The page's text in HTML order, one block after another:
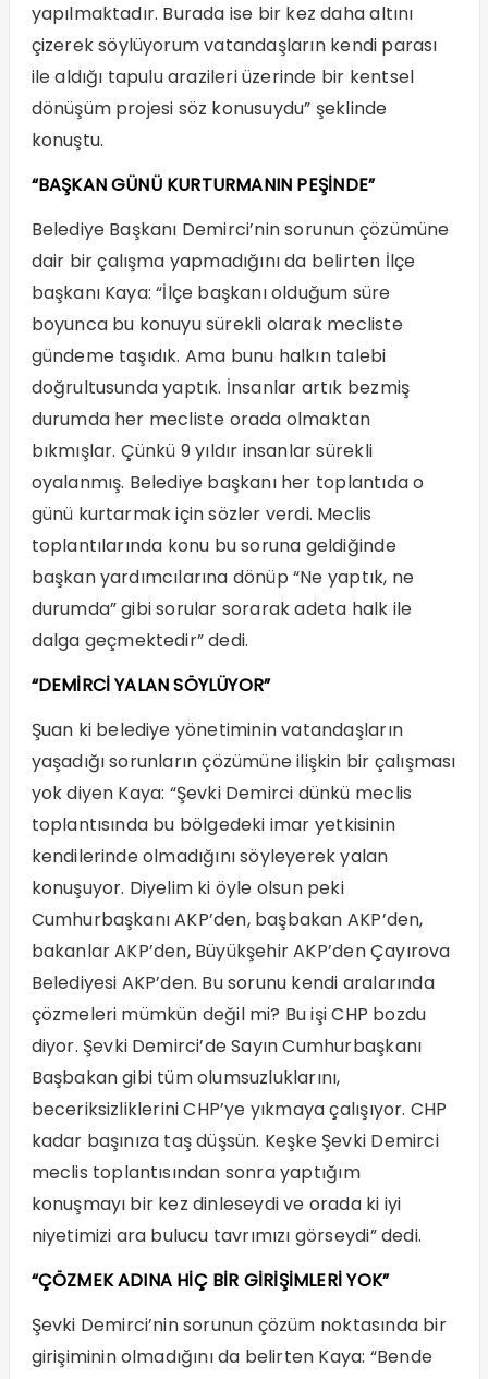
yapılmaktadır. Burada ise bir kez daha altını
çizerek söylüyorum vatandaşların kendi parası
ile aldığı tapulu arazileri üzerinde bir kentsel
dönüşüm projesi söz konusuydu” şeklinde
konuştu.
“BAŞKAN GÜNÜ KURTURMANIN PEŞİNDE”
Belediye Başkanı Demirci’nin sorunun çözümüne
dair bir çalışma yapmadığını da belirten İlçe
başkanı Kaya: “İlçe başkanı olduğum süre
boyunca bu konuyu sürekli olarak mecliste
gündeme taşıdık. Ama bunu halkın talebi
doğrultusunda yaptık. İnsanlar artık bezmiş
durumda her mecliste orada olmaktan
bıkmışlar. Çünkü 9 yıldır insanlar sürekli
oyalanmış. Belediye başkanı her toplantıda o
günü kurtarmak için sözler verdi. Meclis
toplantılarında konu bu soruna geldiğinde
başkan yardımcılarına dönüp “Ne yaptık, ne
durumda” gibi sorular sorarak adeta halk ile
dalga geçmektedir” dedi.
“DEMİRCİ YALAN SÖYLÜYOR”
Şuan ki belediye yönetiminin vatandaşların
yaşadığı sorunların çözümüne ilişkin bir çalışması
yok diyen Kaya: “Şevki Demirci dünkü meclis
toplantısında bu bölgedeki imar yetkisinin
kendilerinde olmadığını söyleyerek yalan
konuşuyor. Diyelim ki öyle olsun peki
Cumhurbaşkanı AKP’den, başbakan AKP’den,
bakanlar AKP’den, Büyükşehir AKP’den Çayırova
Belediyesi AKP’den. Bu sorunu kendi aralarında
çözmeleri mümkün değil mi? Bu işi CHP bozdu
diyor. Şevki Demirci’de Sayın Cumhurbaşkanı
Başbakan gibi tüm olumsuzluklarını,
beceriksizliklerini CHP’ye yıkmaya çalışıyor. CHP
kadar başınıza taş düşsün. Keşke Şevki Demirci
meclis toplantısından sonra yaptığım
konuşmayı bir kez dinleseydi ve orada ki iyi
niyetimizi ara bulucu tavrımızı görseydi” dedi.
“ÇÖZMEK ADINA HİÇ BİR GİRİŞİMLERİ YOK”
Şevki Demirci’nin sorunun çözüm noktasında bir
girişiminin olmadığını da belirten Kaya: “Bende